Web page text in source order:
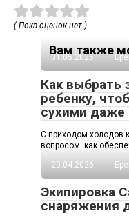
( Пока оценок нет )
Вам также
01.05.2026
Как выбрать
ребенку,
сухими даже
С приходом холодов
вопросом: как
20.04.2026
Экипировка
снаряжения